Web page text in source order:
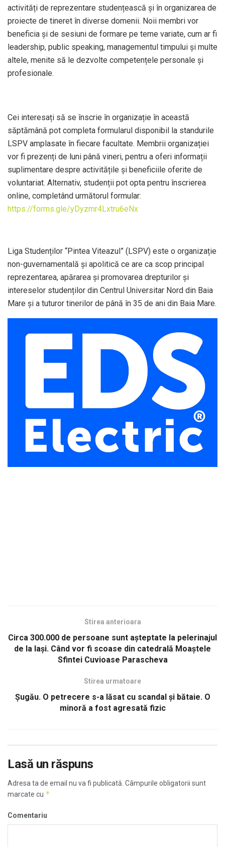
activități de reprezentare studențească și în organizarea de
proiecte de tineret în diverse domenii. Noii membri vor
beneficia și de sesiuni de formare pe teme variate, cum ar fi
leadership, public speaking, managementul timpului și multe
altele, menite să le dezvolte competențele personale și
profesionale.
Cei interesați să se înscrie în organizație în această
săptămână pot completa formularul disponibil la standurile
LSPV amplasate în fiecare facultate. Membrii organizației
vor fi prezenți de luni până vineri, pentru a oferi informații
suplimentare despre activitățile și beneficiile oferite de
voluntariat. Alternativ, studenții pot opta pentru înscrierea
online, completând următorul formular:
https://forms.gle/yDyzmr4Lxtru6eNx
Liga Studenților “Pintea Viteazul” (LSPV) este o organizație
non-guvernamentală și apolitică ce are ca scop principal
reprezentarea, apărarea și promovarea drepturilor și
intereselor studenților din Centrul Universitar Nord din Baia
Mare și a tuturor tinerilor de până în 35 de ani din Baia Mare.
Stirea anterioara
Circa 300.000 de persoane sunt aşteptate la pelerinajul
de la Iaşi. Când vor fi scoase din catedrală Moaştele
Sfintei Cuvioase Parascheva
Stirea urmatoare
Șugău. O petrecere s-a lăsat cu scandal și bătaie. O
minoră a fost agresată fizic
Lasă un răspuns
Adresa ta de email nu va fi publicată. Câmpurile obligatorii sunt
marcate cu *
Comentariu